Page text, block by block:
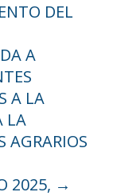
DEL
A
A LA
LA
AGRARIOS
2025, →